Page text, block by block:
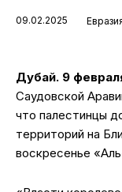
09.02.2025
Дубай. 9
Саудовской
что палестинцы
территорий на
воскресенье